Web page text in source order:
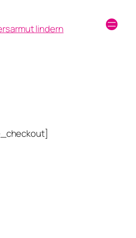
lindern